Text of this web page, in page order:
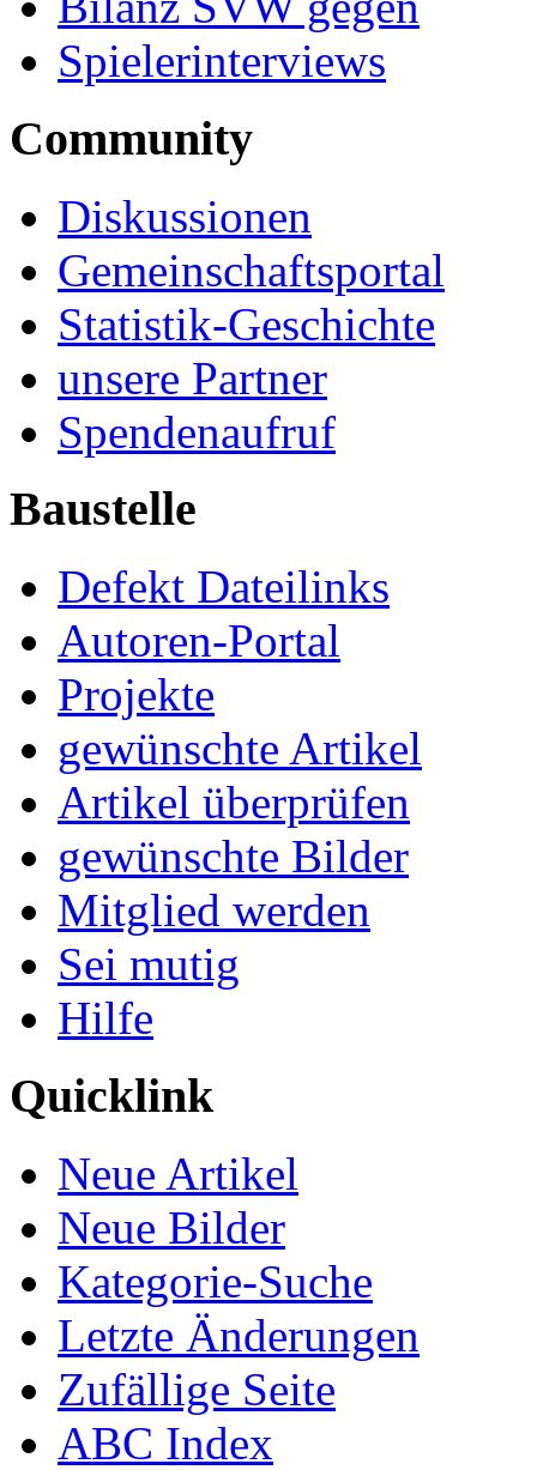
Spielerinterviews
Community
Diskussionen
Gemeinschaftsportal
Statistik-Geschichte
unsere Partner
Spendenaufruf
Baustelle
Defekt Dateilinks
Autoren-Portal
Projekte
gewünschte Artikel
Artikel überprüfen
gewünschte Bilder
Mitglied werden
Sei mutig
Hilfe
Quicklink
Neue Artikel
Neue Bilder
Kategorie-Suche
Letzte Änderungen
Zufällige Seite
ABC Index